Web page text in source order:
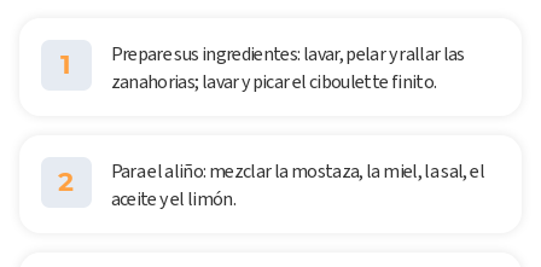
1
Prepare sus ingredientes: lavar, pelar y rallar las
zanahorias; lavar y picar el ciboulette finito.
2
Para el aliño: mezclar la mostaza, la miel, la sal, el
aceite y el limón.